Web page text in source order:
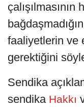
faaliyetlerin ve
gerektiğini
Sendika
sendika Hakkı